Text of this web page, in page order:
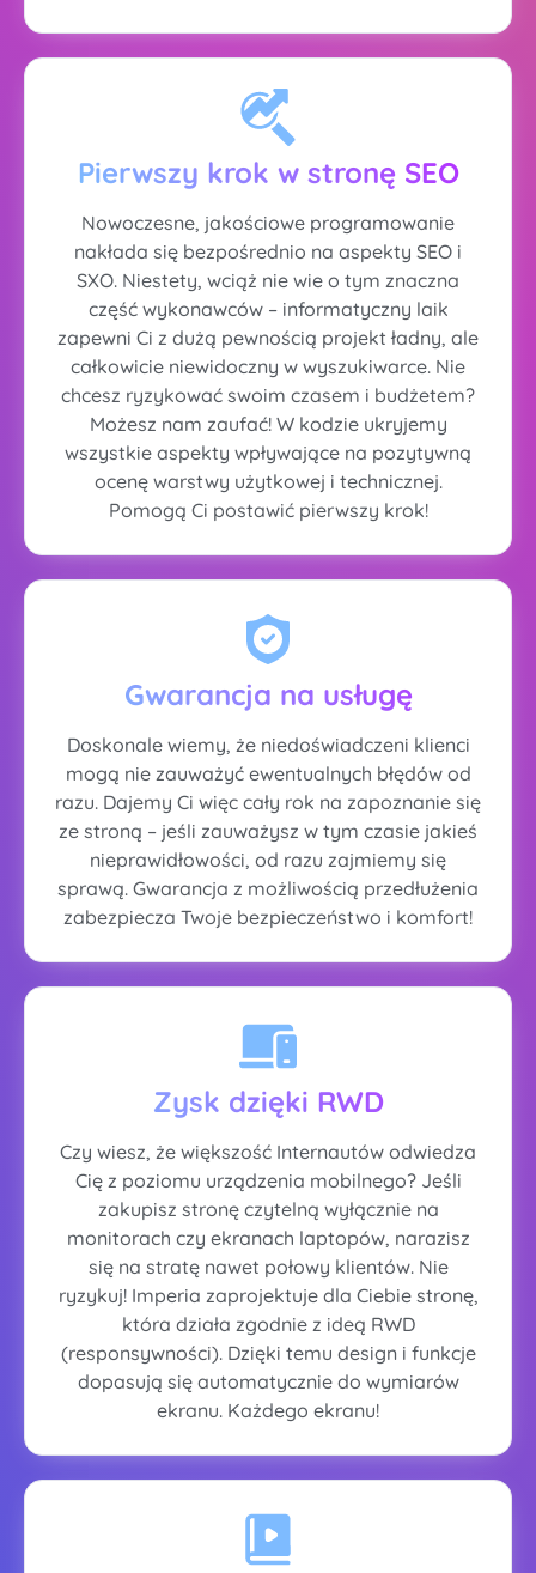
Pierwszy krok w stronę SEO
Nowoczesne, jakościowe programowanie
nakłada się bezpośrednio na aspekty SEO i
SXO. Niestety, wciąż nie wie o tym znaczna
część wykonawców – informatyczny laik
zapewni Ci z dużą pewnością projekt ładny, ale
całkowicie niewidoczny w wyszukiwarce. Nie
chcesz ryzykować swoim czasem i budżetem?
Możesz nam zaufać! W kodzie ukryjemy
wszystkie aspekty wpływające na pozytywną
ocenę warstwy użytkowej i technicznej.
Pomogą Ci postawić pierwszy krok!
Gwarancja na usługę
Doskonale wiemy, że niedoświadczeni klienci
mogą nie zauważyć ewentualnych błędów od
razu. Dajemy Ci więc cały rok na zapoznanie się
ze stroną – jeśli zauważysz w tym czasie jakieś
nieprawidłowości, od razu zajmiemy się
sprawą. Gwarancja z możliwością przedłużenia
zabezpiecza Twoje bezpieczeństwo i komfort!
Zysk dzięki RWD
Czy wiesz, że większość Internautów odwiedza
Cię z poziomu urządzenia mobilnego? Jeśli
zakupisz stronę czytelną wyłącznie na
monitorach czy ekranach laptopów, narazisz
się na stratę nawet połowy klientów. Nie
ryzykuj! Imperia zaprojektuje dla Ciebie stronę,
która działa zgodnie z ideą RWD
(responsywności). Dzięki temu design i funkcje
dopasują się automatycznie do wymiarów
ekranu. Każdego ekranu!